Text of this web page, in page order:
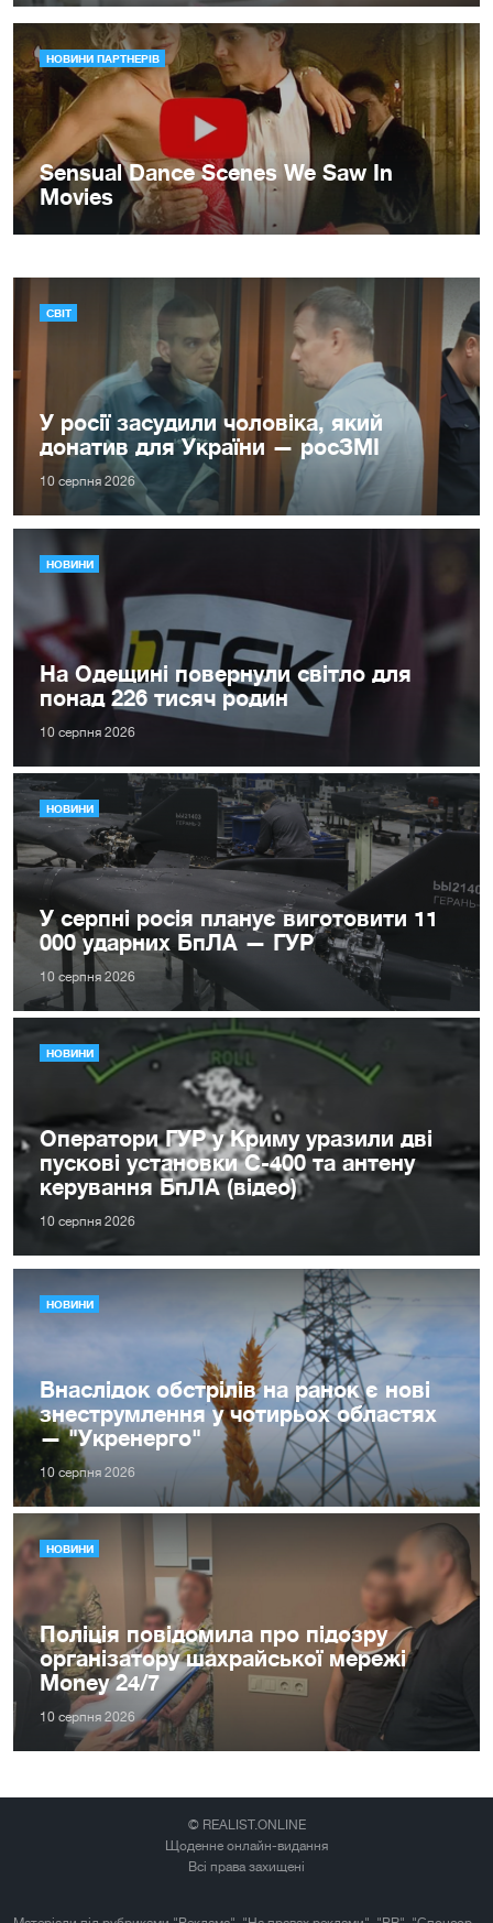
СВІТ
У росії засудили чоловіка, який
донатив для України — росЗМІ
10 серпня 2026
НОВИНИ
На Одещині повернули світло для
понад 226 тисяч родин
10 серпня 2026
НОВИНИ
У серпні росія планує виготовити 11
000 ударних БпЛА — ГУР
10 серпня 2026
НОВИНИ
Оператори ГУР у Криму уразили дві
пускові установки С-400 та антену
керування БпЛА (відео)
10 серпня 2026
НОВИНИ
Внаслідок обстрілів на ранок є нові
знеструмлення у чотирьох областях
— "Укренерго"
10 серпня 2026
НОВИНИ
Поліція повідомила про підозру
організатору шахрайської мережі
Money 24/7
10 серпня 2026
© REALIST.ONLINE
Щоденне онлайн-видання
Всі права захищені